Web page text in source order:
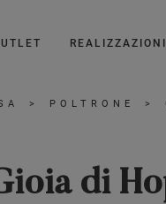
REALIZZAZIONI
> POLTRONE >
di